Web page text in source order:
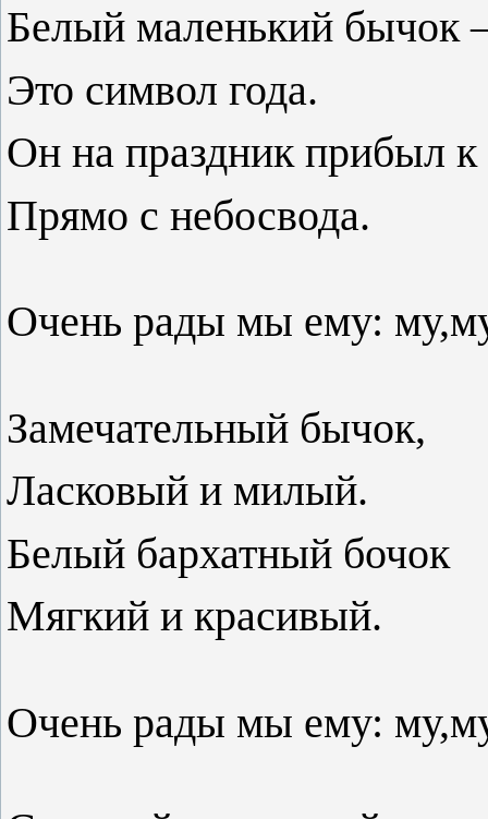
Белый маленький бычок
Это символ года.
Он на праздник прибыл
Прямо с небосвода.
Очень рады мы ему:
Замечательный бычок,
Ласковый и милый.
Белый бархатный бочок
Мягкий и красивый.
Очень рады мы ему: